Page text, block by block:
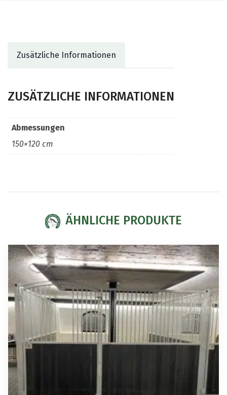
Zusätzliche Informationen
ZUSÄTZLICHE INFORMATIONEN
Abmessungen
150×120 cm
ÄHNLICHE PRODUKTE